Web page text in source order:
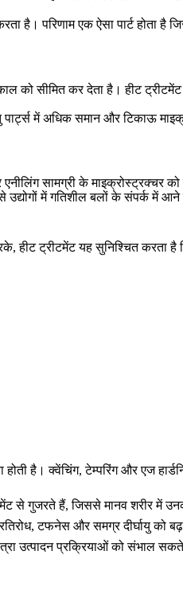
है। परिणाम एक ऐसा पार्ट होता है
को सीमित कर देता है।हीट ट्रीटमेंट
पार्ट्स में अधिक समान और टिकाऊ
एनीलिंगसामग्री के माइक्रोस्ट्रक्चर
उद्योगों में गतिशील बलों के संपर्क में
हीट ट्रीटमेंट यह सुनिश्चित करता
है। क्वेंचिंग, टेम्परिंग और एज
गुजरते हैं, जिससे मानव शरीर में उनकी
टफनेस और समग्र दीर्घायु को
उत्पादन प्रक्रियाओं को संभाल